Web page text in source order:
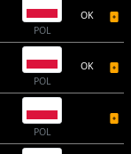
POL
OK
POL
OK
POL